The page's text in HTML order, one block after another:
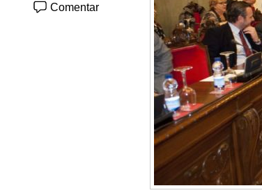
Comentar